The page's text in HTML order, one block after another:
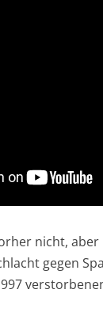
nicht,
gegen